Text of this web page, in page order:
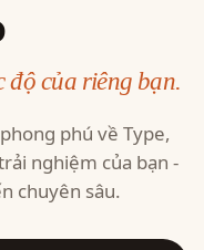
độ của riêng bạn.
phú về Type,
nghiệm của bạn -
chuyên sâu.